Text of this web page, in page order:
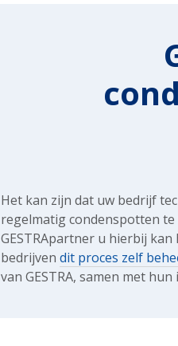
Het kan zijn dat uw bedrijf
regelmatig condenspotten
GESTRApartner u hierbij
bedrijven dit proces zelf
van GESTRA, samen met